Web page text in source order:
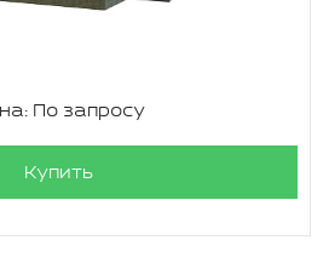
По запросу
Купить